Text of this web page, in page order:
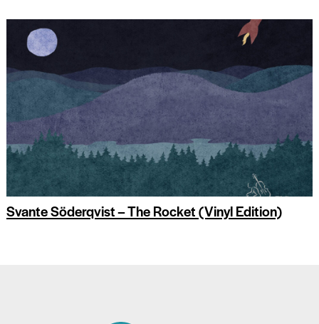
Svante Söderqvist – The Rocket (Vinyl Edition)